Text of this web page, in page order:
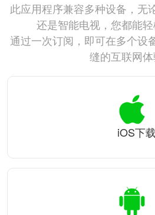
此应用程序兼容多种设备，无
还是智能电视，您都能轻
通过一次订阅，即可在多个设
缝的互联网体
iOS下载